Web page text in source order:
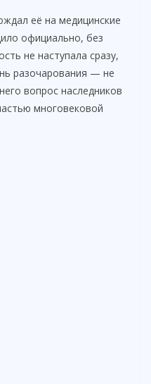
её на медицинские
официально, без
не наступала сразу,
разочарования — не
вопрос наследников
многовековой